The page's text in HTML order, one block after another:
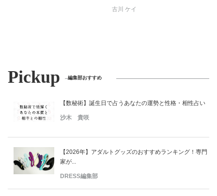
古川 ケイ
Pickup 編集部おすすめ
【数秘術】誕生日で占うあなたの運勢と性格・相性占い
沙木 貴咲
【2026年】アダルトグッズのおすすめランキング！専門
家が...
DRESS編集部